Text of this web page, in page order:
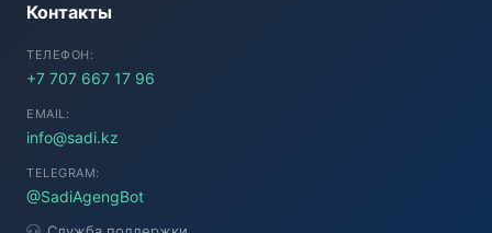
Контакты
ТЕЛЕФОН:
+7 707 667 17 96
EMAIL:
info@sadi.kz
TELEGRAM:
@SadiAgengBot